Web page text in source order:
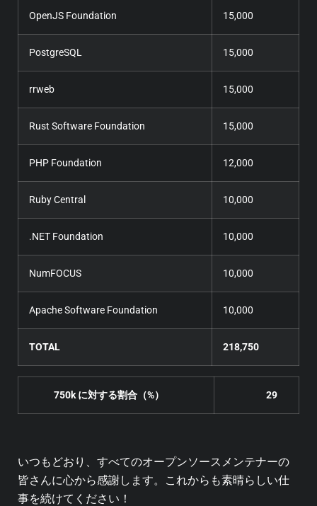
OpenJS Foundation 15,000
PostgreSQL 15,000
rrweb 15,000
Rust Software Foundation 15,000
PHP Foundation 12,000
Ruby Central 10,000
.NET Foundation 10,000
NumFOCUS 10,000
Apache Software Foundation 10,000
TOTAL 218,750
750k に対する割合（%） 29
いつもどおり、すべてのオープンソースメンテナーの
皆さんに心から感謝します。これからも素晴らしい仕
事を続けてください！